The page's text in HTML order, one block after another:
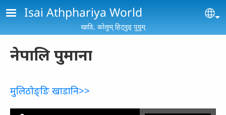
Skip to main content
Isai Athphariya World
खाडि, कोलुम्‌ हिट्नुङ्‌ पुयुम्‌
नेपालि पुमाना
मुलिठोङ्‌ङि खाडानि>>